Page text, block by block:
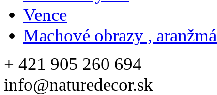
Vence
Machové obrazy ,
+ 421 905 260 694
info@naturedecor.sk